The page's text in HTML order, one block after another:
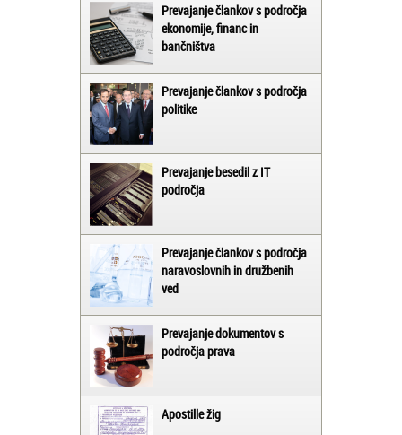
Prevajanje člankov s področja
ekonomije, financ in
bančništva
Prevajanje člankov s področja
politike
Prevajanje besedil z IT
področja
Prevajanje člankov s področja
naravoslovnih in družbenih
ved
Prevajanje dokumentov s
področja prava
Apostille žig